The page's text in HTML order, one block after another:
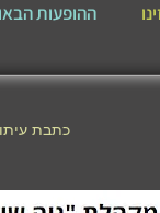
ההופעות
כתבת